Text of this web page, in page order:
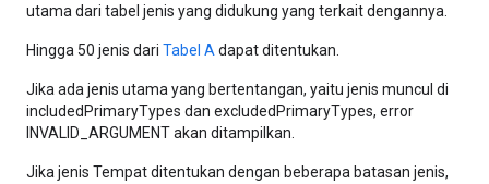
utama dari tabel jenis yang didukung yang terkait dengannya.
Hingga 50 jenis dari Tabel A dapat ditentukan.
Jika ada jenis utama yang bertentangan, yaitu jenis muncul di
includedPrimaryTypes dan excludedPrimaryTypes, error
INVALID_ARGUMENT akan ditampilkan.
Jika jenis Tempat ditentukan dengan beberapa batasan jenis,